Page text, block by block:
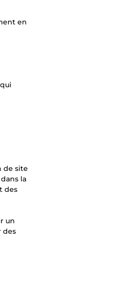
en
de site
la
des
un
des